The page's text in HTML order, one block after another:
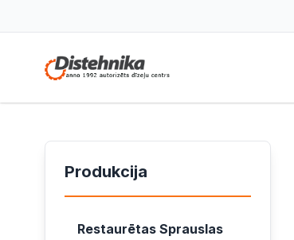
Produkcija
Restaurētas Sprauslas